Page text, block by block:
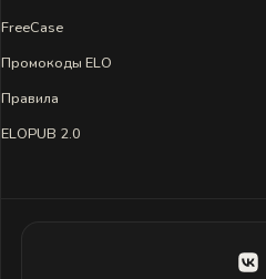
FreeCase
Промокоды ELO
Правила
ELOPUB 2.0